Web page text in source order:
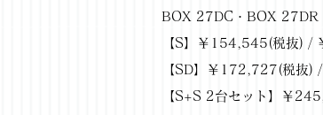
BOX 27DC・BOX 27DR
【S】￥154,545(税抜) /
【SD】￥172,727(税抜)
【S+S 2台セット】￥